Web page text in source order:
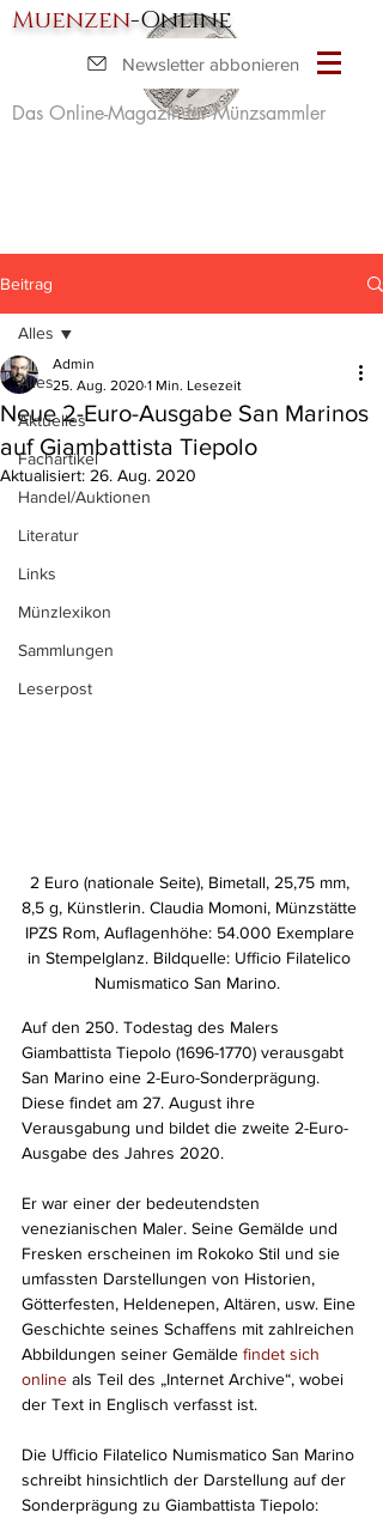
Muenzen-Online
Das Online-Magazin für Münzsammler
Newsletter abbonieren
Beitrag
Alles
Aktuelles
Fachartikel
Handel/Auktionen
Literatur
Links
Münzlexikon
Sammlungen
Leserpost
Alles
Neue 2-Euro-Ausgabe San Marinos
auf Giambattista Tiepolo
Admin
25. Aug. 2020 1 Min. Lesezeit
Aktualisiert: 26. Aug. 2020
2 Euro (nationale Seite), Bimetall, 25,75 mm,
8,5 g, Künstlerin. Claudia Momoni, Münzstätte
IPZS Rom, Auflagenhöhe: 54.000 Exemplare
in Stempelglanz. Bildquelle: Ufficio Filatelico
Numismatico San Marino.
Auf den 250. Todestag des Malers
Giambattista Tiepolo (1696-1770) verausgabt
San Marino eine 2-Euro-Sonderprägung.
Diese findet am 27. August ihre
Verausgabung und bildet die zweite 2-Euro-
Ausgabe des Jahres 2020.
Er war einer der bedeutendsten
venezianischen Maler. Seine Gemälde und
Fresken erscheinen im Rokoko Stil und sie
umfassten Darstellungen von Historien,
Götterfesten, Heldenepen, Altären, usw. Eine
Geschichte seines Schaffens mit zahlreichen
Abbildungen seiner Gemälde findet sich
online als Teil des „Internet Archive“, wobei
der Text in Englisch verfasst ist.
Die Ufficio Filatelico Numismatico San Marino
schreibt hinsichtlich der Darstellung auf der
Sonderprägung zu Giambattista Tiepolo: